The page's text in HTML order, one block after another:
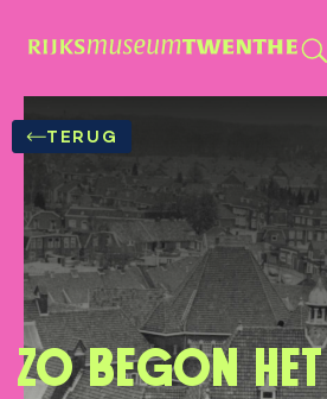
TERUG
Zo begon het